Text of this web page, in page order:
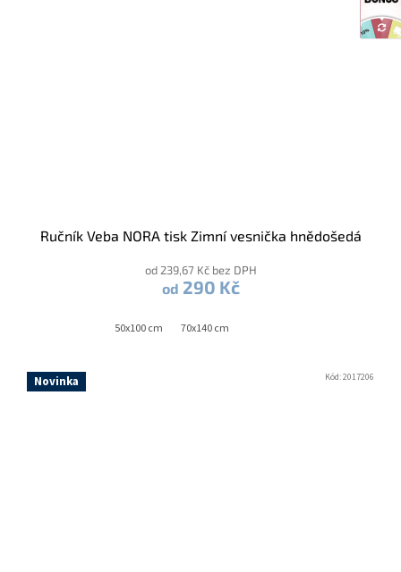
Ručník Veba NORA tisk Zimní vesnička hnědošedá
od 239,67 Kč bez DPH
od 290 Kč
50x100 cm 70x140 cm
Novinka Kód:2017206